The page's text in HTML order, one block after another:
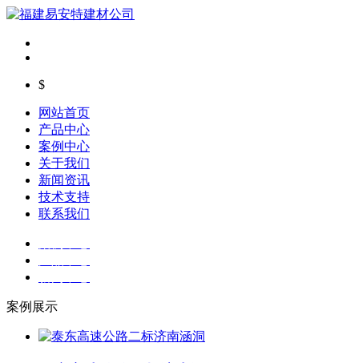
$
网站首页
产品中心
案例中心
关于我们
新闻资讯
技术支持
联系我们
案例展示